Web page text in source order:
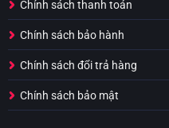
Chính sách thanh toán
Chính sách bảo hành
Chính sách đổi trả hàng
Chính sách bảo mật